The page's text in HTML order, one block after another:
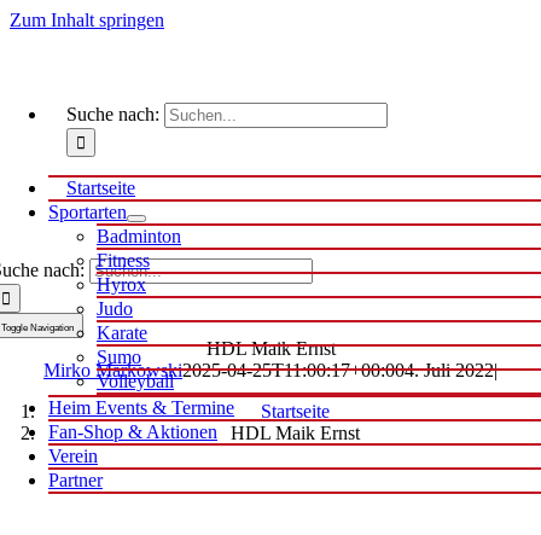
Zum Inhalt springen
nach:
Toggle Navigation
Startseite
Sportarten
Badminton
Fitness
Hyrox
Judo
Karate
Sumo
Volleyball
Heim Events & Termine
Fan-Shop & Aktionen
Verein
Partner
Suche nach:
HDL Maik Ernst
Mirko Markowski2025-04-25T11:00:17+00:004. Juli 2022|
Startseite
HDL Maik Ernst